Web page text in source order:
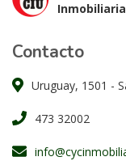
Contacto
Uruguay, 1501 -
473 32002